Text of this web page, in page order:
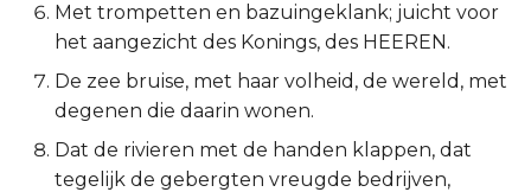
Kolossenzen
1 Thessalonicenzen
2 Thessalonicenzen
Met trompetten en bazuingeklank; juicht voor
het aangezicht des Konings, des HEEREN.
De zee bruise, met haar volheid, de wereld, met
degenen die daarin wonen.
Dat de rivieren met de handen klappen, dat
tegelijk de gebergten vreugde bedrijven,